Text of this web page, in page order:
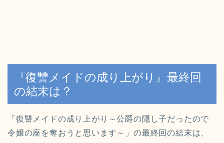
『復讐メイドの成り上がり』最終回
の結末は？
「復讐メイドの成り上がり～公爵の隠し子だったので
令嬢の座を奪おうと思います～」の最終回の結末は、